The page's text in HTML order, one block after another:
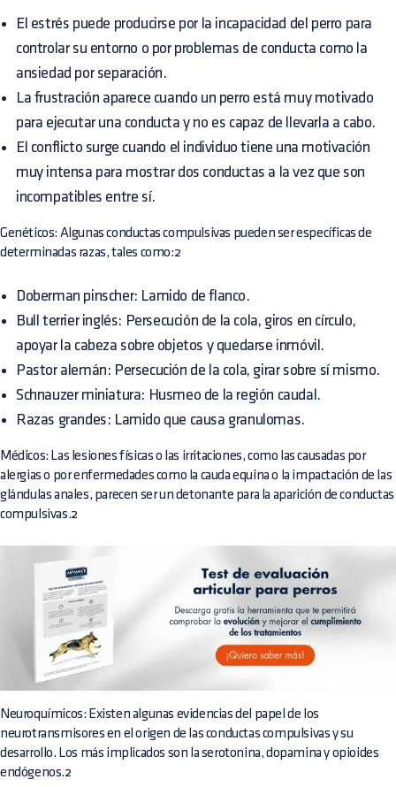
El estrés puede producirse por la incapacidad del perro para
controlar su entorno o por problemas de conducta como la
ansiedad por separación.
La frustración aparece cuando un perro está muy motivado
para ejecutar una conducta y no es capaz de llevarla a cabo.
El conflicto surge cuando el individuo tiene una motivación
muy intensa para mostrar dos conductas a la vez que son
incompatibles entre sí.
Genéticos: Algunas conductas compulsivas pueden ser específicas de
determinadas razas, tales como:2
Doberman pinscher: Lamido de flanco.
Bull terrier inglés: Persecución de la cola, giros en círculo,
apoyar la cabeza sobre objetos y quedarse inmóvil.
Pastor alemán: Persecución de la cola, girar sobre sí mismo.
Schnauzer miniatura: Husmeo de la región caudal.
Razas grandes: Lamido que causa granulomas.
Médicos: Las lesiones físicas o las irritaciones, como las causadas por
alergias o por enfermedades como la cauda equina o la impactación de las
glándulas anales, parecen ser un detonante para la aparición de conductas
compulsivas.2
Neuroquímicos: Existen algunas evidencias del papel de los
neurotransmisores en el origen de las conductas compulsivas y su
desarrollo. Los más implicados son la serotonina, dopamina y opioides
endógenos.2